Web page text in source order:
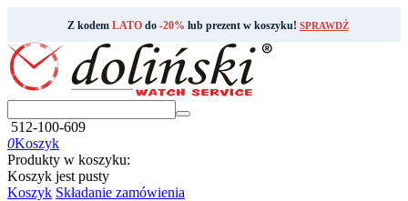
Z kodem LATOdo -20% lub prezent w koszyku! SPRAWDŹ
512-100-609
0Koszyk
Produkty w koszyku:
Koszyk jest pusty
Koszyk Składanie zamówienia